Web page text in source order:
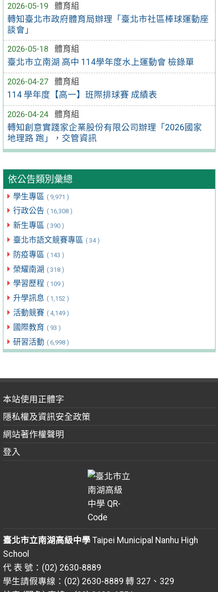
2026-05-19
體育組
轉知臺北市政府體育局辦理「臺北市社區棒球運動座
談會」
2026-05-18
體育組
臺北市立南湖 高中 114學年度水上運動會 檢錄單
2026-04-27
體育組
114 學年度【高一】班際排球賽 成績表
2026-04-24
體育組
轉知創意實踐家企業股份有限公司辦理「2026國家
地理路 跑」，交管資訊
依公告類別彙總
學生專區 ( 9,971 )
行政公告 ( 16,308 )
新生專區 ( 390 )
臺北市語文競賽專區 ( 34 )
防疫專區 ( 143 )
榮耀南湖 ( 318 )
學習歷程 ( 109 )
升學訊息 ( 1,152 )
活動競賽 ( 4,149 )
國際教育 ( 93 )
研習活動 ( 6,998 )
本站使用正體字
隱私權及資訊安全政策
網站著作權聲明
登入
臺北市立南湖高級中學Taipei Municipal Nanhu High
School
代 表 號：(02) 2630-8889
學生請假專線：(02) 2630-8889 轉 327、329